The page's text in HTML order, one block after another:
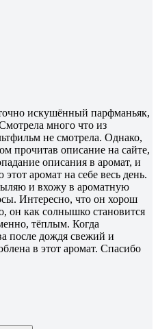
искушённый парфманьяк,
много что из
не смотрела. Однако,
прочитав описание на сайте,
описания в аромат, и
аромат на себе весь день.
и вхожу в ароматную
Интересно, что он хорош
он как солнышко становится
тёплым. Когда
после дождя свежий и
в этот аромат. Спасибо